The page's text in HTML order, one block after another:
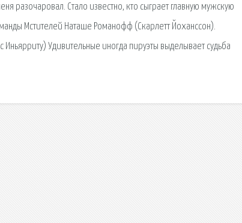
разочаровал. Стало известно, кто сыграет главную мужскую
Мстителей Наташе Романофф (Скарлетт Йоханссон).
Удивительные иногда пируэты выделывает судьба